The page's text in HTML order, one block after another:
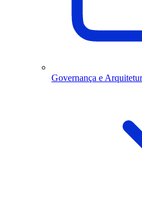
Governança e